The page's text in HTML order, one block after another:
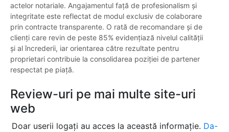
actelor notariale. Angajamentul față de profesionalism și
integritate este reflectat de modul exclusiv de colaborare
prin contracte transparente. O rată de recomandare și de
clienți care revin de peste 85% evidențiază nivelul calității
și al încrederii, iar orientarea către rezultate pentru
proprietari contribuie la consolidarea poziției de partener
respectat pe piață.
Review-uri pe mai multe site-uri
web
Doar userii logați au acces la această informație. Da-